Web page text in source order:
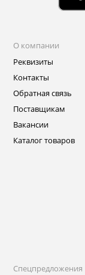
О компании
Реквизиты
Контакты
Обратная связь
Поставщикам
Вакансии
Каталог товаров
Спецпредложения